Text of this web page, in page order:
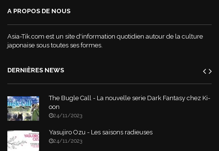
A PROPOS DE NOUS
Asia-Tik.com est un site d'information quotidien autour de la culture
japonaise sous toutes ses formes.
DERNIÈRES NEWS
The Bugle Call - La nouvelle serie Dark Fantasy chez Ki-
oon
24/11/2023
Yasujiro Ozu - Les saisons radieuses
24/11/2023